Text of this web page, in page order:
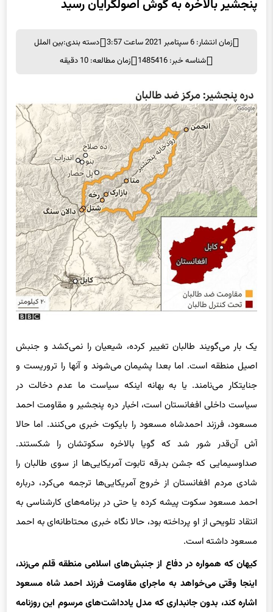
شناسه خبر: 1485416
زمان مطالعه: 10 دقیقه
اصیل منطقه است. اما بعدا پشیمان می‌شوند و آنها را تروریست و
جنایتکار می‌نامند. یا به بهانه اینکه سیاست ما عدم دخالت در
سیاست داخلی افغانستان است، اخبار دره پنجشیر و مقاومت احمد
مسعود، فرزند احمدشاه مسعود را بایکوت خبری می‌کنند. اما حالا
آش آن‌قدر شور شد که گویا بالاخره سکوتشان را شکستند.
صداوسیمایی که جشن بدرقه تابوت آمریکایی‌ها از سوی طالبان را
شادی مردم افغانستان از خروج آمریکایی‌ها ترجمه می‌کرد، درباره
احمد مسعود سکوت پیشه کرده یا حتی در برنامه‌های کارشناسی به
انتقاد تلویحی از او پرداخته بود، حالا نگاه خبری محتاطانه‌ای به احمد
مسعود داشته است.
‌کیهان که همواره در دفاع از جنبش‌های اسلامی منطقه قلم می‌زند،
اینجا وقتی می‌خواهد به ماجرای مقاومت فرزند احمد شاه مسعود
اشاره کند، بدون جانبداری که مدل یادداشت‌های مرسوم این روزنامه
است، صرفا به ارائه گزارش از اوضاع افغانستان به نقل از